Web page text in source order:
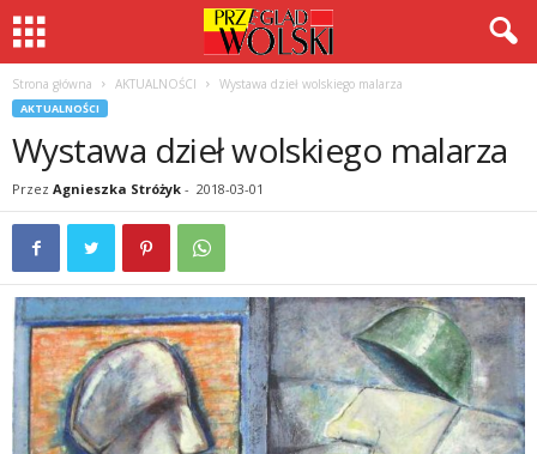
Strona główna AKTUALNOŚCI Wystawa dzieł wolskiego malarza
AKTUALNOŚCI
Wystawa dzieł wolskiego malarza
Przez Agnieszka Stróżyk - 2018-03-01